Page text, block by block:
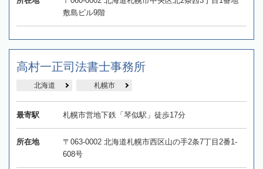
敷島ビル9階
高村一正司法書士事務所
北海道 札幌市
最寄駅 札幌市営地下鉄「琴似駅」徒歩17分
所在地
〒063-0002 北海道札幌市西区山の手2条7丁目2番1-
608号